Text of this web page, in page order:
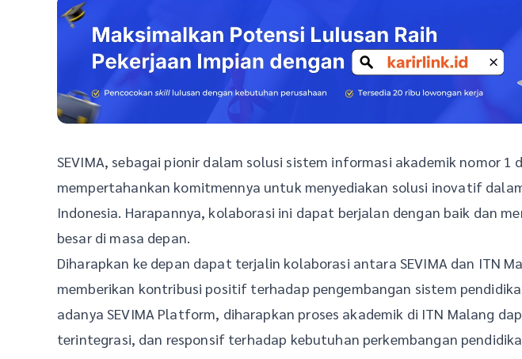
SEVIMA, sebagai pionir dalam solusi sistem informasi akademik nomor 1
mempertahankan komitmennya untuk menyediakan solusi inovatif
Indonesia. Harapannya, kolaborasi ini dapat berjalan dengan baik dan
besar di masa depan.
Diharapkan ke depan dapat terjalin kolaborasi antara SEVIMA dan ITN
memberikan kontribusi positif terhadap pengembangan sistem
adanya SEVIMA Platform, diharapkan proses akademik di ITN Malang
terintegrasi, dan responsif terhadap kebutuhan perkembangan